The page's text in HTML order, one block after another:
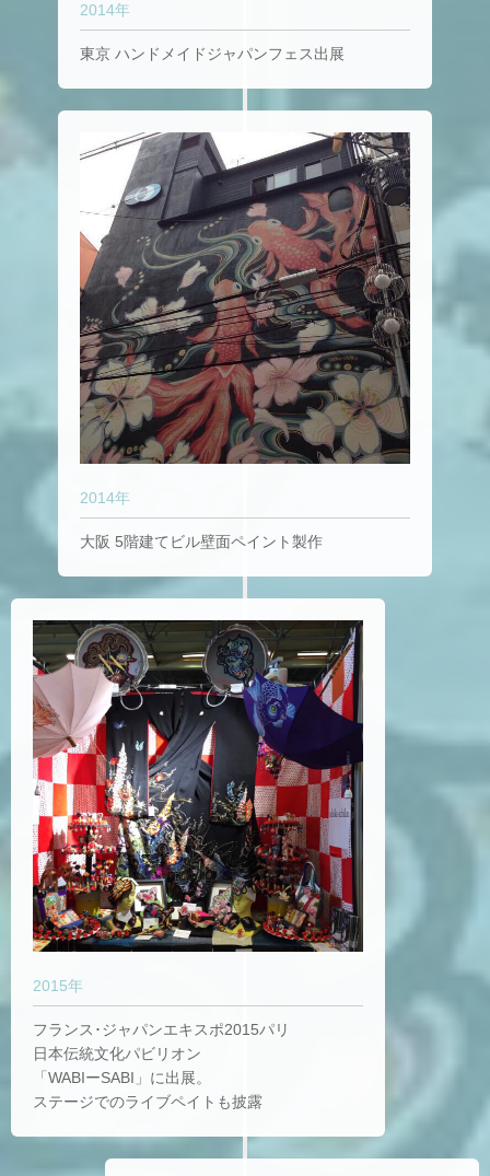
2014年
東京 ハンドメイドジャパンフェス出展
2014年
大阪 5階建てビル壁面ペイント製作
2015年
フランス･ジャパンエキスポ2015パリ
日本伝統文化パビリオン
「WABIーSABI」に出展。
ステージでのライブペイトも披露